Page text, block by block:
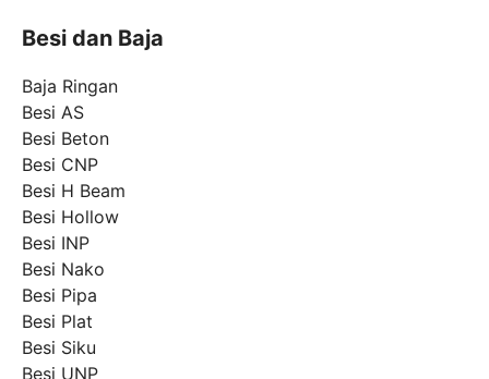
Besi dan Baja
Baja Ringan
Besi AS
Besi Beton
Besi CNP
Besi H Beam
Besi Hollow
Besi INP
Besi Nako
Besi Pipa
Besi Plat
Besi Siku
Besi UNP